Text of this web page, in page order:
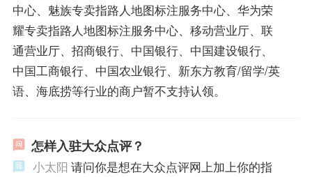
中心、魅族专卖指路人地图标注服务中心、华为荣
耀专卖指路人地图标注服务中心、移动营业厅、联
通营业厅、招商银行、中国银行、中国建设银行、
中国工商银行、中国农业银行、新东方教育/留学/英
语、海底捞等行业的商户暂不支持认领。
怎样入驻大众点评？
小太阳 请问你是想在大众点评网上加上你的指